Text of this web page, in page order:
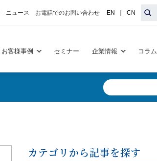
ニュース お電話でのお問い合わせ EN ｜ CN
お客様事例 セミナー 企業情報 コラム
カテゴリから記事を探す